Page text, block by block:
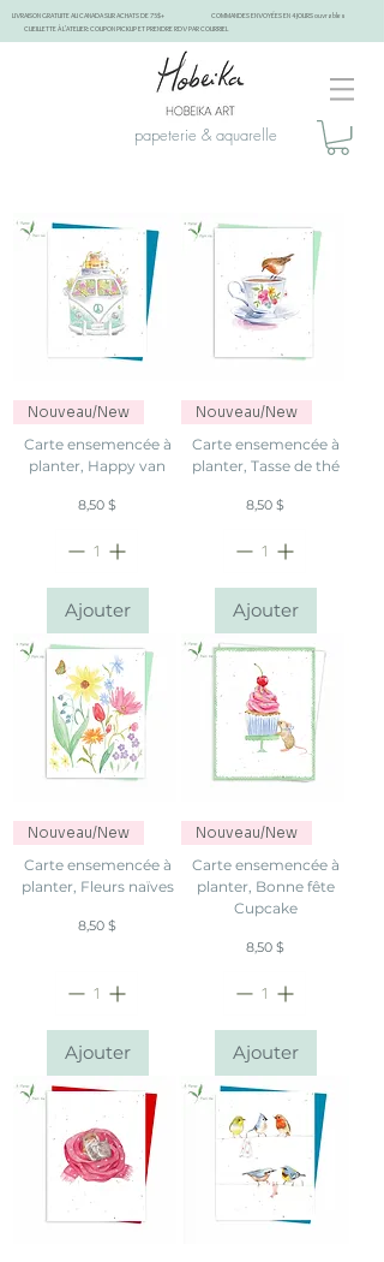
LIVRAISON GRATUITE AU CANADA SUR ACHATS DE 75$+
COMMANDES ENVOYÉES EN 4 JOURS ouvrables
CUEILLETTE À L'ATELIER: COUPON PICKUP ET PRENDRE RDV PAR COURRIEL
papeterie & aquarelle
Nouveau/New
Carte ensemencée à
planter, Happy van
Prix
8,50 $
Ajouter
Nouveau/New
Carte ensemencée à
planter, Tasse de thé
Prix
8,50 $
Ajouter
Nouveau/New
Carte ensemencée à
planter, Fleurs naïves
Prix
8,50 $
Ajouter
Nouveau/New
Carte ensemencée à
planter, Bonne fête
Cupcake
Prix
8,50 $
Ajouter